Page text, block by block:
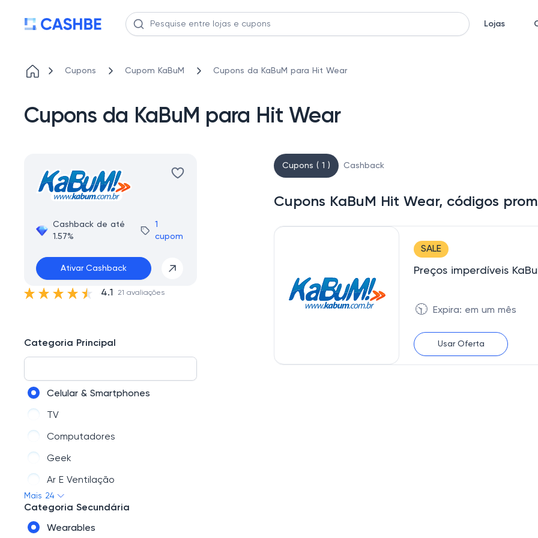
Lojas
Cupons Cupom KaBuM Cupons da KaBuM para Hit Wear
Cupons da KaBuM para Hit Wear
Cashback de até
1.57%
1
cupom
Ativar Cashback
4.1 21 avaliações
Categoria Principal
Celular & Smartphones
TV
Computadores
Geek
Ar E Ventilação
Serviços Digitais
Mais 24
Categoria Secundária
Wearables
Cupons ( 1 ) Cashback
Cupons KaBuM Hit Wear, códigos
SALE
Preços imperdíveis
🕥 Expira: em um mês
Usar Oferta